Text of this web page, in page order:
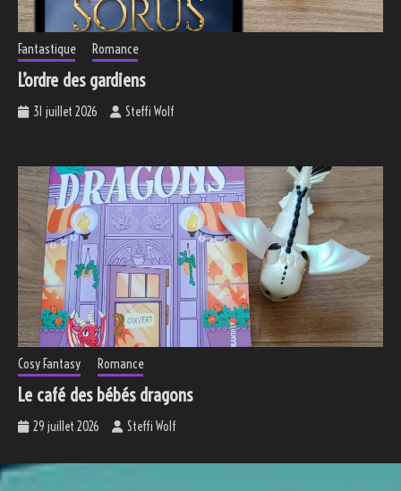
Fantastique Romance
L’ordre des gardiens
31 juillet 2026 Steffi Wolf
Cosy Fantasy Romance
Le café des bébés dragons
29 juillet 2026 Steffi Wolf